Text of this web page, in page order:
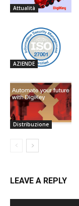
Attualità
AZIENDE
Distribuzione
LEAVE A REPLY